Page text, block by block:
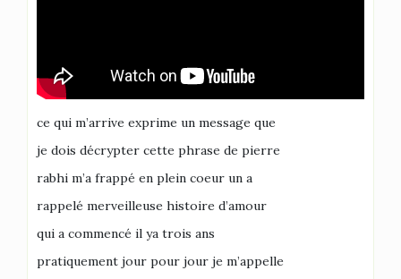
ce qui m’arrive exprime un message que
je dois décrypter cette phrase de pierre
rabhi m’a frappé en plein coeur un a
rappelé merveilleuse histoire d’amour
qui a commencé il ya trois ans
pratiquement jour pour jour je m’appelle